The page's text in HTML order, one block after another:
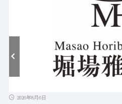
2026年8月6日